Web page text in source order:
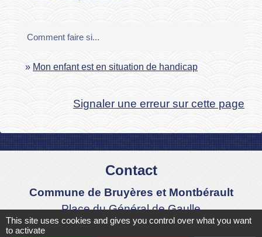
Comment faire si...
Mon enfant est en situation de handicap
Signaler une erreur sur cette page
Contact
Commune de Bruyères et Montbérault
Place du Général de Gaulle
02860 Bruyères-et-Montbérault - FRANCE
This site uses cookies and gives you control over what you want
to activate